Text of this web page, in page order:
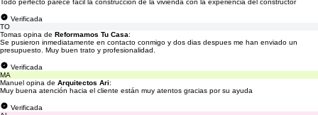
Todo perfecto parece fácil la construcción de la vivienda con la experiencia del constructor
Verificada
TO
Tomas opina de Reformamos Tu Casa:
Se pusieron inmediatamente en contacto conmigo y dos dias despues me han enviado un
presupuesto. Muy buen trato y profesionalidad.
Verificada
MA
Manuel opina de Arquitectos Ari:
Muy buena atención hacia el cliente están muy atentos gracias por su ayuda
Verificada